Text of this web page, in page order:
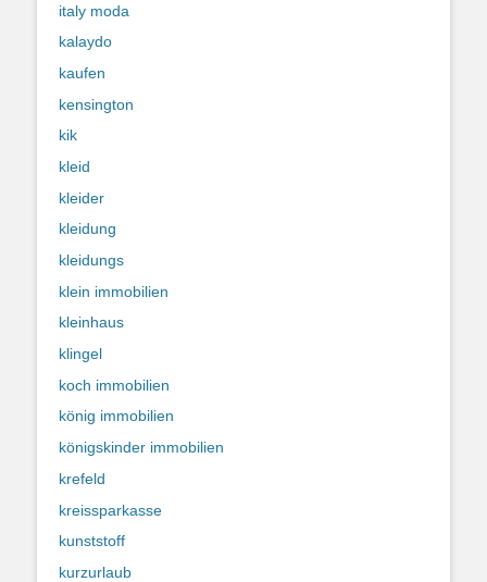
italy moda
kalaydo
kaufen
kensington
kik
kleid
kleider
kleidung
kleidungs
klein immobilien
kleinhaus
klingel
koch immobilien
könig immobilien
königskinder immobilien
krefeld
kreissparkasse
kunststoff
kurzurlaub